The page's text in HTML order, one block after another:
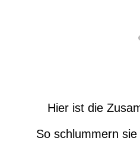
Hier ist die
So schlummern